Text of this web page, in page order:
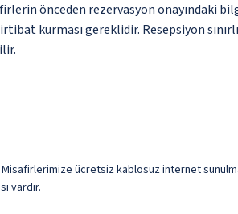
önceden rezervasyon onayındaki
kurması gereklidir. Resepsiyon
ücretsiz kablosuz internet
vardır.